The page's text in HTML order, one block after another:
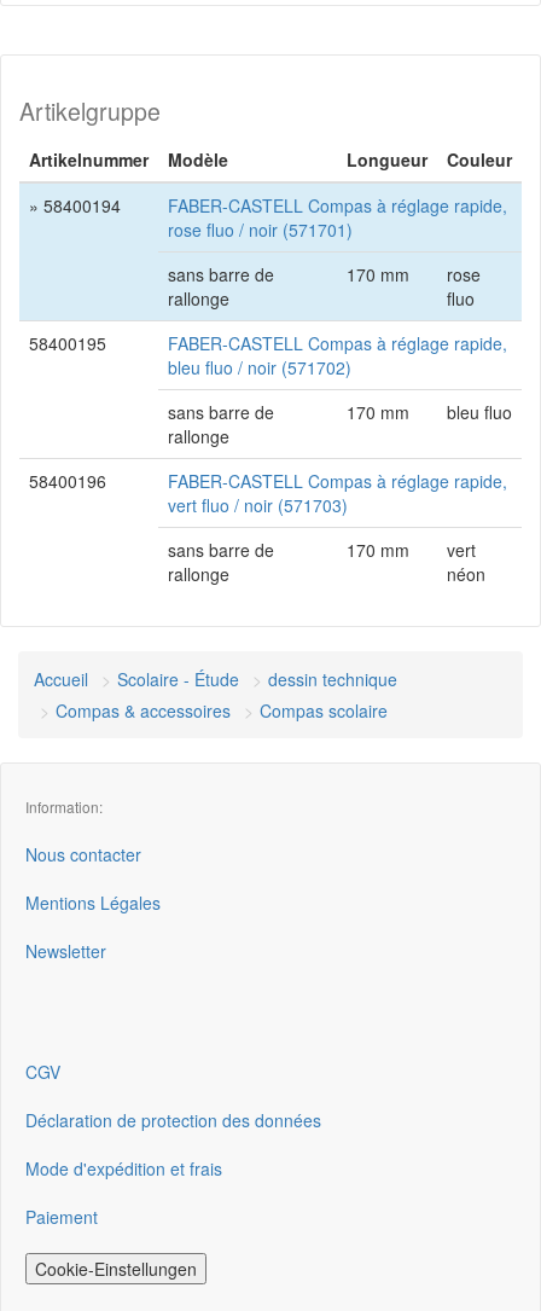
Artikelgruppe
Artikelnummer Modèle Longueur
Couleur
» 58400194
FABER-CASTELL Compas à réglage rapide,
rose fluo / noir (571701)
sans barre de
rallonge
170 mm
rose
fluo
58400195
FABER-CASTELL Compas à réglage rapide,
bleu fluo / noir (571702)
sans barre de
rallonge
170 mm bleu fluo
58400196
FABER-CASTELL Compas à réglage rapide,
vert fluo / noir (571703)
sans barre de
rallonge
170 mm
vert
néon
Accueil Scolaire - Étude
dessin technique
Compas & accessoires
Compas scolaire
Information:
Nous contacter
Mentions Légales
Newsletter
CGV
Déclaration de protection des données
Mode d'expédition et frais
Paiement
Cookie-Einstellungen